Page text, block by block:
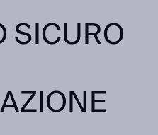
SICURO